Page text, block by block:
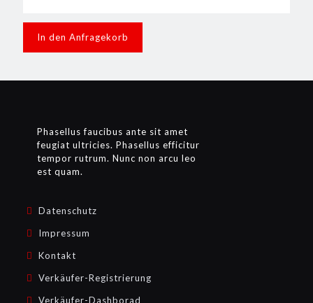
In den Anfragekorb
Phasellus faucibus ante sit amet
feugiat ultricies. Phasellus efficitur
tempor rutrum. Nunc non arcu leo
est quam.
Datenschutz
Impressum
Kontakt
Verkäufer-Registrierung
Verkäufer-Dashborad